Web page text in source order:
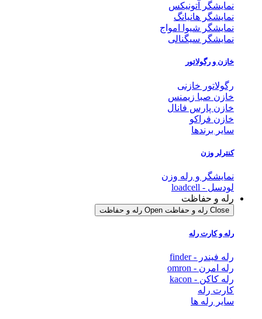
نمایشگر آتونیکس
نمایشگر هانیانگ
نمایشگر شیوا امواج
نمایشگر سیگنالی
خازن و رگولاتور
رگولاتور خازنی
خازن صبا زیمنس
خازن پارس فانال
خازن فراکو
سایر برندها
کنترلر وزن
نمایشگر و رله وزن
لودسل - loadcell
رله و حفاظت
Close رله و حفاظت Open رله و حفاظت
رله و کارت رله
رله فیندر - finder
رله امرن - omron
رله کاکن - kacon
کارت رله
سایر رله ها